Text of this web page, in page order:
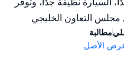
التعاون الخليجي
مطالبة
الأصل